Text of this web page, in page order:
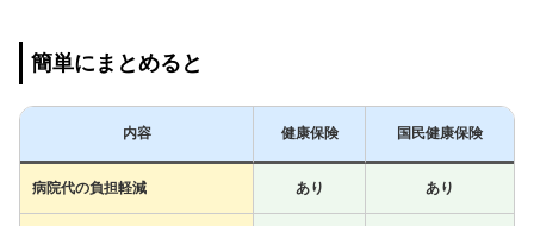
簡単にまとめると
内容 健康保険 国民健康保険
病院代の負担軽減 あり あり